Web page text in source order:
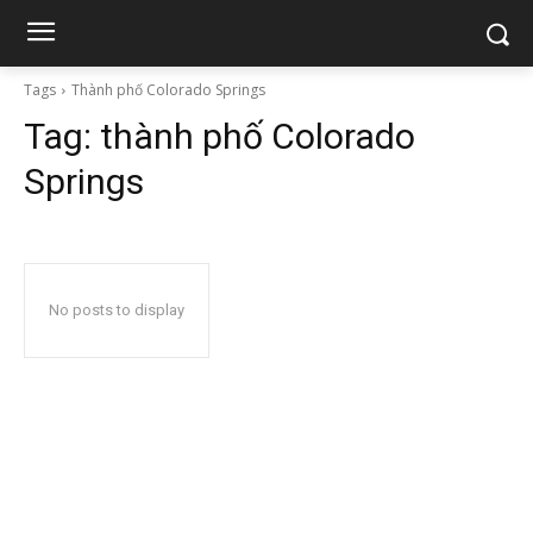
Tags Thành phố Colorado Springs
Tag: thành phố Colorado
Springs
No posts to display